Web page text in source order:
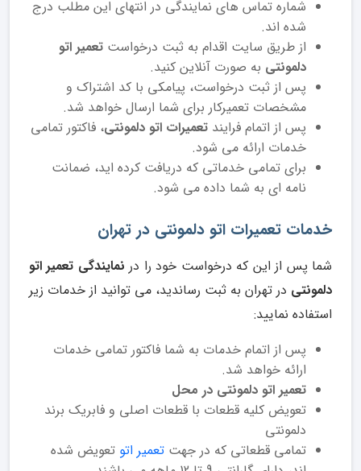
شماره تماس های نمایندگی در انتهای این مطلب درج
شده اند.
از طریق سایت اقدام به ثبت درخواست تعمیر اتو
دلمونتی به صورت آنلاین کنید.
پس از ثبت درخواست، پیامکی با کد اشتراک و
مشخصات تعمیرکار برای شما ارسال خواهد شد.
پس از اتمام فرایند تعمیرات اتو دلمونتی، فاکتور تمامی
خدمات ارائه می شود.
برای تمامی خدماتی که دریافت کرده اید، ضمانت
نامه ای به شما داده می شود.
خدمات تعمیرات اتو دلمونتی در تهران
شما پس از این که درخواست خود را در نمایندگی تعمیر اتو
دلمونتی در تهران به ثبت رساندید، می توانید از خدمات زیر
استفاده نمایید:
پس از اتمام خدمات به شما فاکتور تمامی خدمات
ارائه خواهد شد.
تعمیر اتو دلمونتی در محل
تعویض کلیه قطعات با قطعات اصلی و فابریک برند
دلمونتی
تمامی قطعاتی که در جهت تعمیر اتو تعویض شده